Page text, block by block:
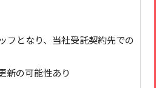
フとなり、当社受託契約先での
新の可能性あり